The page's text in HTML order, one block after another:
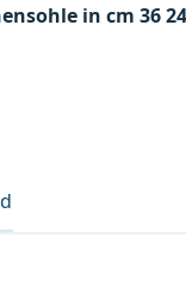
in cm 3624